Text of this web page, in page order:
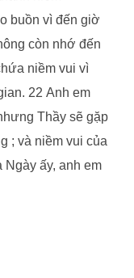
buồn vì đến giờ
còn nhớ đến
niềm vui vì
22 Anh em
Thầy sẽ gặp
; và niềm vui của
ấy, anh em